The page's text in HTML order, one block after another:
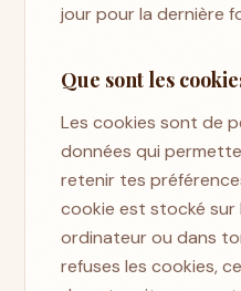
jour pour la dernière
Que sont les
Les cookies sont de
données qui
retenir tes
cookie est stocké
ordinateur ou dans
refuses les cookies,